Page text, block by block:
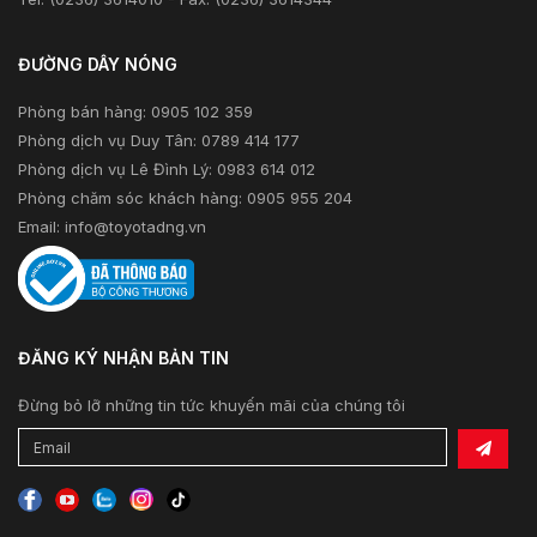
ĐƯỜNG DÂY NÓNG
Phòng bán hàng: 0905 102 359
Phòng dịch vụ Duy Tân: 0789 414 177
Phòng dịch vụ Lê Đình Lý: 0983 614 012
Phòng chăm sóc khách hàng: 0905 955 204
Email: info@toyotadng.vn
ĐĂNG KÝ NHẬN BẢN TIN
Đừng bỏ lỡ những tin tức khuyến mãi của chúng tôi